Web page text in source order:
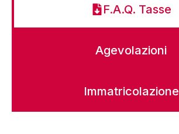
F.A.Q. Tasse
Agevolazioni
Immatricolazione